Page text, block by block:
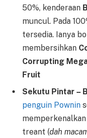
50%, kenderaan
muncul. Pada
tersedia. Ianya
membersihkan
Corrupting
Fruit
Sekutu Pintar –
penguin Pownin
treant (dah